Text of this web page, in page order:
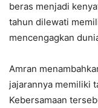
beras menjadi
tahun dilewati
mencengagkan
Amran
jajarannya memiliki
Kebersamaan